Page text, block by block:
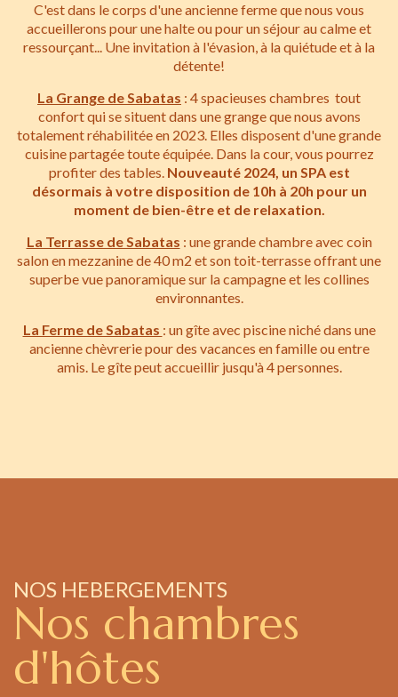
C'est dans le corps d'une ancienne ferme que nous vous
accueillerons pour une halte ou pour un séjour au calme et
ressourçant... Une invitation à l'évasion, à la quiétude et à la
détente!
La Grange de Sabatas : 4 spacieuses chambres tout
confort qui se situent dans une grange que nous avons
totalement réhabilitée en 2023. Elles disposent d'une grande
cuisine partagée toute équipée. Dans la cour, vous pourrez
profiter des tables. Nouveauté 2024, un SPA est
désormais à votre disposition de 10h à 20h pour un
moment de bien-être et de relaxation.
La Terrasse de Sabatas : une grande chambre avec coin
salon en mezzanine de 40 m2 et son toit-terrasse offrant une
superbe vue panoramique sur la campagne et les collines
environnantes.
La Ferme de Sabatas : un gîte avec piscine niché dans une
ancienne chèvrerie pour des vacances en famille ou entre
amis. Le gîte peut accueillir jusqu'à 4 personnes.
NOS HEBERGEMENTS
Nos chambres
d'hôtes